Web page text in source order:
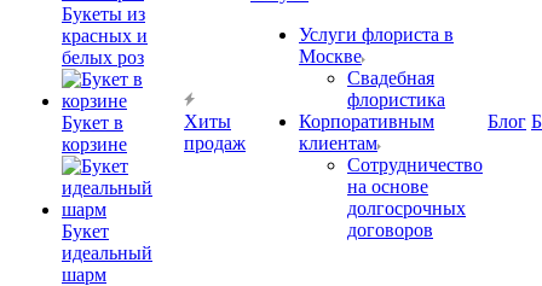
Букеты из
красных и
белых роз
Букет в
корзине
Букет
идеальный
шарм
Хиты
продаж
Услуги флориста в
Москве
Свадебная
флористика
Корпоративным
клиентам
Сотрудничество
на основе
долгосрочных
договоров
Блог